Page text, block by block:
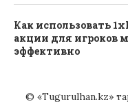
Как использовать
акции для игроков
эффективно
© «Tugurulhan.kz»